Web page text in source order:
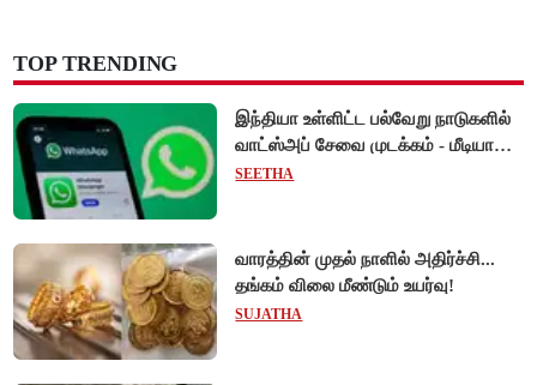
TOP TRENDING
இந்தியா உள்ளிட்ட பல்வேறு நாடுகளில்
வாட்ஸ்அப் சேவை முடக்கம் - மீடியா
கோப்புகளை அனுப்ப முடியாமல்
SEETHA
வாரத்தின் முதல் நாளில் அதிர்ச்சி...
தங்கம் விலை மீண்டும் உயர்வு!
SUJATHA